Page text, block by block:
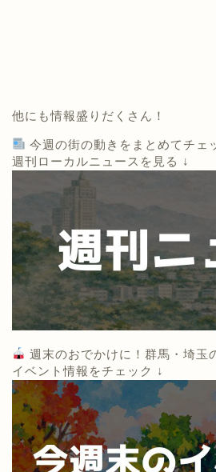
他にも情報盛りだくさん！
今週の街の動きをまとめてチェ
週刊ローカルニュースを見る ↓
週末のおでかけに！群馬・埼玉
イベント情報をチェック ↓